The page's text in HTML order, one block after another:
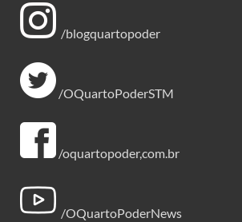
/blogquartopoder
/OQuartoPoderSTM
/oquartopoder,com.br
/OQuartoPoderNews